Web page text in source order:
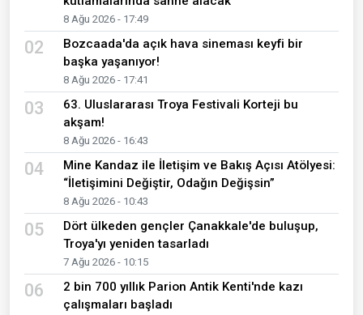
8 Ağu 2026 - 17:49
02
Bozcaada'da açık hava sineması keyfi bir
başka yaşanıyor!
8 Ağu 2026 - 17:41
03
63. Uluslararası Troya Festivali Korteji bu
akşam!
8 Ağu 2026 - 16:43
04
Mine Kandaz ile İletişim ve Bakış Açısı Atölyesi:
“İletişimini Değiştir, Odağın Değişsin”
8 Ağu 2026 - 10:43
05
Dört ülkeden gençler Çanakkale'de buluşup,
Troya'yı yeniden tasarladı
7 Ağu 2026 - 10:15
06
2 bin 700 yıllık Parion Antik Kenti'nde kazı
çalışmaları başladı